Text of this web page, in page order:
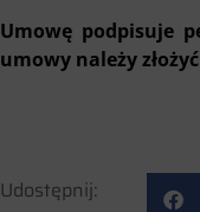
Umowę podpisuje
umowy należy złożyć
Udostępnij: